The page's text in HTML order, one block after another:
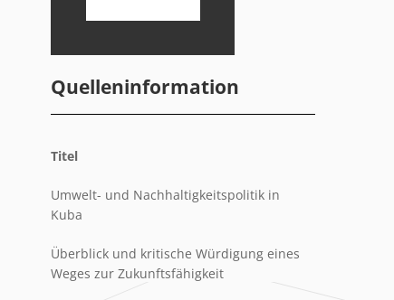
Quelleninformation
Titel
Umwelt- und Nachhaltigkeitspolitik in
Kuba
Überblick und kritische Würdigung eines
Weges zur Zukunftsfähigkeit